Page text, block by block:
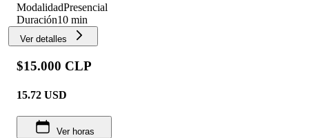
ModalidadPresencial
Duración10 min
Ver detalles
$15.000 CLP
15.72 USD
Ver horas